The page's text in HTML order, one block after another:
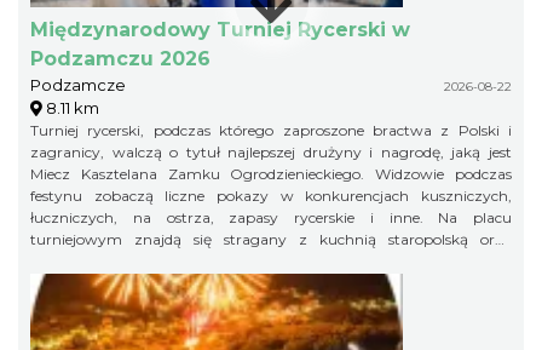
Międzynarodowy Turniej Rycerski w
Podzamczu 2026
Podzamcze 2026-08-22
8.11 km
Turniej rycerski, podczas którego zaproszone bractwa z Polski i
zagranicy, walczą o tytuł najlepszej drużyny i nagrodę, jaką jest
Miecz Kasztelana Zamku Ogrodzienieckiego. Widzowie podczas
festynu zobaczą liczne pokazy w konkurencjach kuszniczych,
łuczniczych, na ostrza, zapasy rycerskie i inne. Na placu
turniejowym znajdą się stragany z kuchnią staropolską oraz